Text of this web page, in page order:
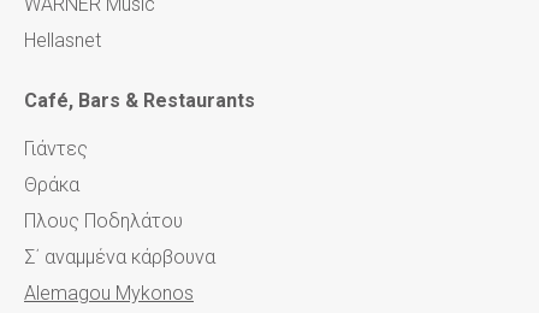
Hellasnet
Café, Bars & Restaurants
Γιάντες
Θράκα
Πλους Ποδηλάτου
Σ΄ αναμμένα κάρβουνα
Alemagou Mykonos